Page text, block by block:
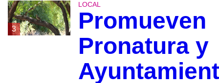
3
LOCAL
Promueven
Pronatura y